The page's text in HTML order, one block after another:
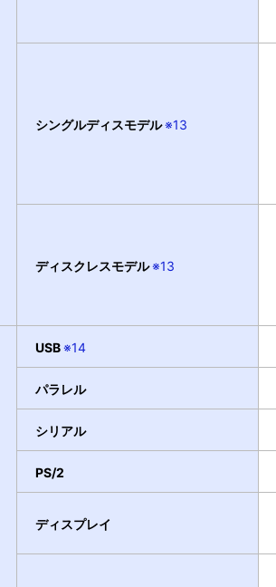
シングルディスモデル※13
ディスクレスモデル※13
USB※14
パラレル
シリアル
PS/2
ディスプレイ